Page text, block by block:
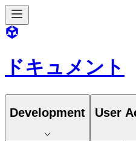
ドキュメント
Development User